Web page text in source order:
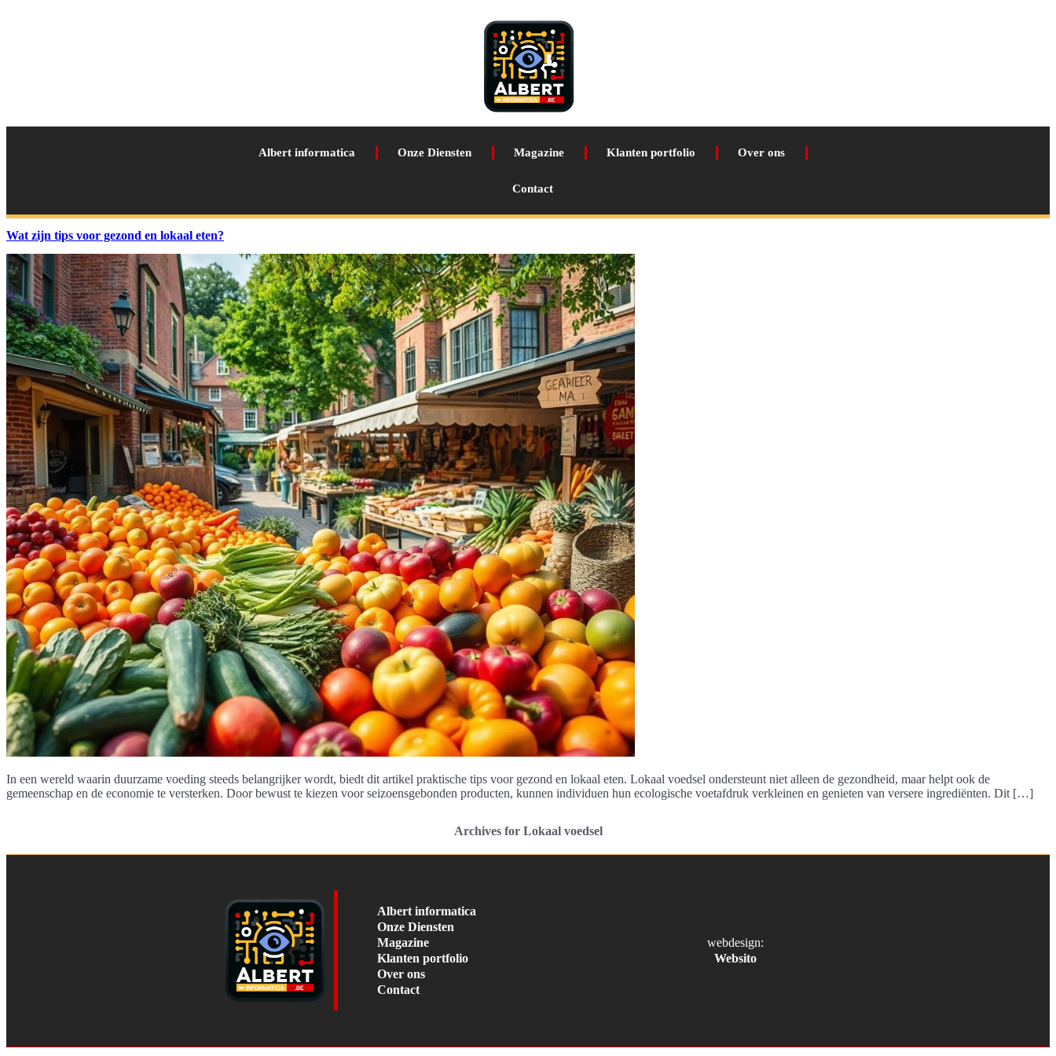
Albert informatica Onze Diensten Magazine Klanten portfolio Over ons
Contact
Wat zijn tips voor gezond en lokaal eten?
In een wereld waarin duurzame voeding steeds belangrijker wordt, biedt dit artikel praktische tips voor gezond en lokaal eten. Lokaal voedsel ondersteunt niet alleen de gezondheid, maar helpt ook de
gemeenschap en de economie te versterken. Door bewust te kiezen voor seizoensgebonden producten, kunnen individuen hun ecologische voetafdruk verkleinen en genieten van versere ingrediënten. Dit […]
Archives for Lokaal voedsel
Albert informatica
Onze Diensten
Magazine
Klanten portfolio
Over ons
Contact
webdesign:
Websito